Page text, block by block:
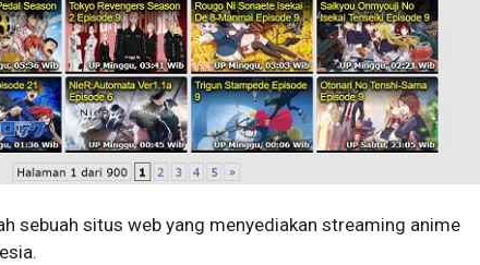
sebuah situs web yang menyediakan streaming anime